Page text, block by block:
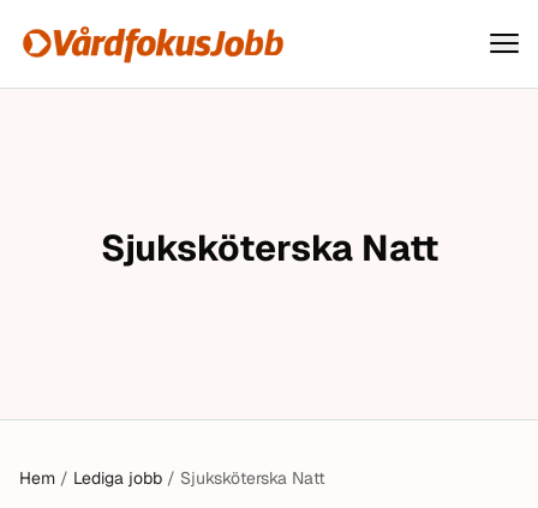
Hoppa till innehåll
Vårdfokusjobb
Sjuksköterska Natt
Hem / Lediga jobb / Sjuksköterska Natt